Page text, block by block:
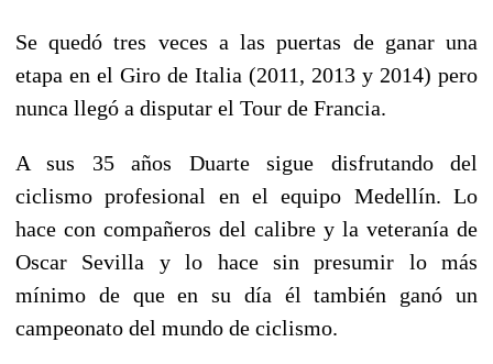
Se quedó tres veces a las puertas de ganar una
etapa en el Giro de Italia (2011, 2013 y 2014) pero
nunca llegó a disputar el Tour de Francia.
A sus 35 años Duarte sigue disfrutando del
ciclismo profesional en el equipo Medellín. Lo
hace con compañeros del calibre y la veteranía de
Oscar Sevilla y lo hace sin presumir lo más
mínimo de que en su día él también ganó un
campeonato del mundo de ciclismo.